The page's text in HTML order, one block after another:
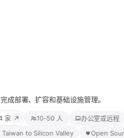
成部署、扩容和基础设施管理。
家 10-50 人
办公室或远程
Taiwan to Silicon Valley
Open